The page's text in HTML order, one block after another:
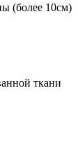
(более 10см)
ткани